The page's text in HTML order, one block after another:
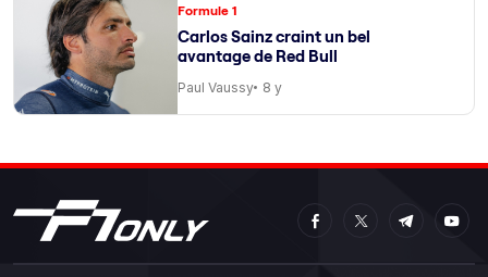
Formule 1
Carlos Sainz craint un bel
avantage de Red Bull
Paul Vaussy 8 y